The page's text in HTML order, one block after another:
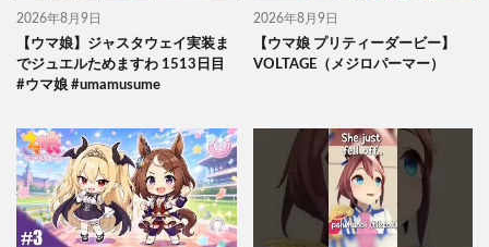
2026年8月9日
【ウマ娘】ジャスタウェイ実装ま
でジュエルためますわ 1513日目
#ウマ娘 #umamusume
2026年8月9日
【ウマ娘 プリティーダービー】
VOLTAGE（メジロパーマー）